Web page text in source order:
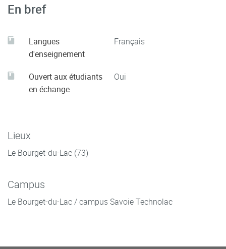
En bref
Langues
d'enseignement
Français
Ouvert aux étudiants
en échange
Oui
Lieux
Le Bourget-du-Lac (73)
Campus
Le Bourget-du-Lac / campus Savoie Technolac